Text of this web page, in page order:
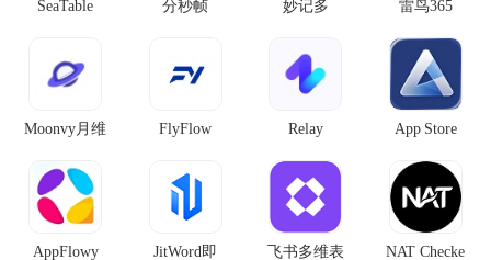
SeaTable 分秒帧 妙记多 雷鸟365
Moonvy月维 FlyFlow Relay App Store
AppFlowy JitWord即 飞书多维表 NAT Checke